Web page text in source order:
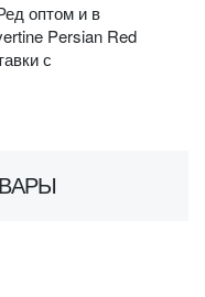
оптом и в
Persian Red
с